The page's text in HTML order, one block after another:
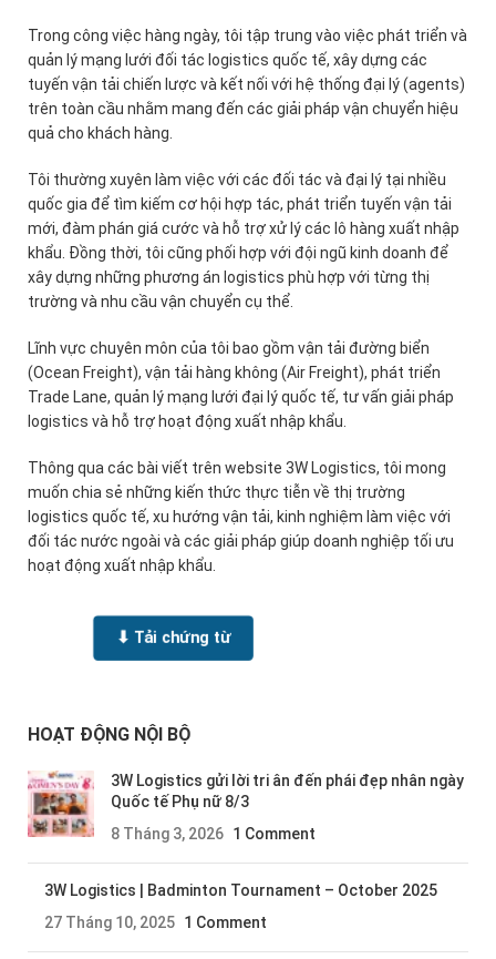
Trong công việc hàng ngày, tôi tập trung vào việc phát triển và
quản lý mạng lưới đối tác logistics quốc tế, xây dựng các
tuyến vận tải chiến lược và kết nối với hệ thống đại lý (agents)
trên toàn cầu nhằm mang đến các giải pháp vận chuyển hiệu
quả cho khách hàng.
Tôi thường xuyên làm việc với các đối tác và đại lý tại nhiều
quốc gia để tìm kiếm cơ hội hợp tác, phát triển tuyến vận tải
mới, đàm phán giá cước và hỗ trợ xử lý các lô hàng xuất nhập
khẩu. Đồng thời, tôi cũng phối hợp với đội ngũ kinh doanh để
xây dựng những phương án logistics phù hợp với từng thị
trường và nhu cầu vận chuyển cụ thể.
Lĩnh vực chuyên môn của tôi bao gồm vận tải đường biển
(Ocean Freight), vận tải hàng không (Air Freight), phát triển
Trade Lane, quản lý mạng lưới đại lý quốc tế, tư vấn giải pháp
logistics và hỗ trợ hoạt động xuất nhập khẩu.
Thông qua các bài viết trên website 3W Logistics, tôi mong
muốn chia sẻ những kiến thức thực tiễn về thị trường
logistics quốc tế, xu hướng vận tải, kinh nghiệm làm việc với
đối tác nước ngoài và các giải pháp giúp doanh nghiệp tối ưu
hoạt động xuất nhập khẩu.
⬇ Tải chứng từ
HOẠT ĐỘNG NỘI BỘ
3W Logistics gửi lời tri ân đến phái đẹp nhân ngày
Quốc tế Phụ nữ 8/3
8 Tháng 3, 2026 1 Comment
3W Logistics | Badminton Tournament – October 2025
27 Tháng 10, 2025 1 Comment